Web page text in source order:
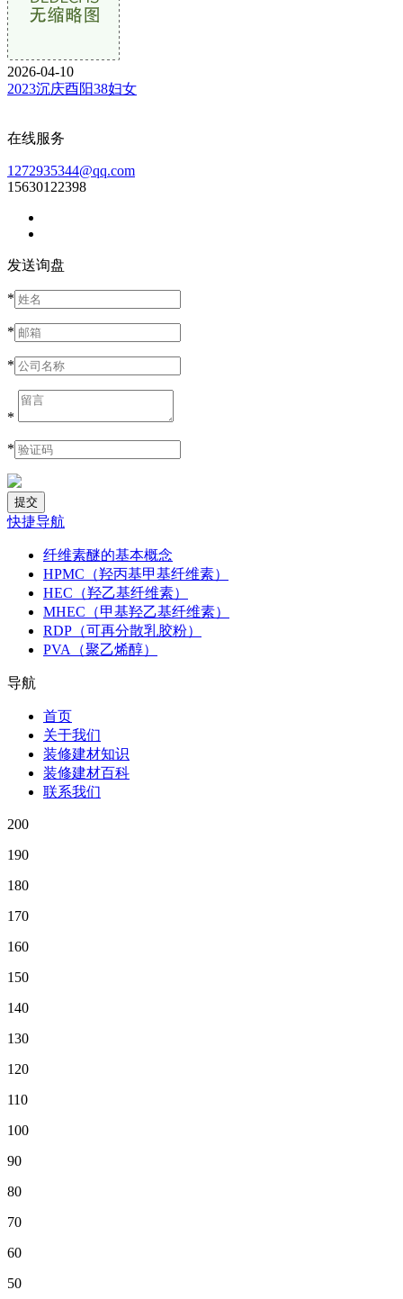
2026-04-10
2023沉庆酉阳38妇女
在线服务
1272935344@qq.com
15630122398
发送询盘
*
*
*
*
*
快捷导航
纤维素醚的基本概念
HPMC（羟丙基甲基纤维素）
HEC（羟乙基纤维素）
MHEC（甲基羟乙基纤维素）
RDP（可再分散乳胶粉）
PVA（聚乙烯醇）
导航
首页
关于我们
装修建材知识
装修建材百科
联系我们
200
190
180
170
160
150
140
130
120
110
100
90
80
70
60
50